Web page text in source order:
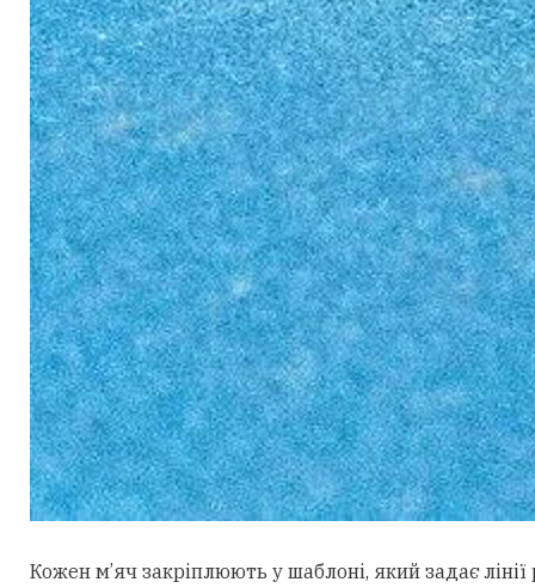
Кожен м’яч закріплюють у шаблоні, який задає